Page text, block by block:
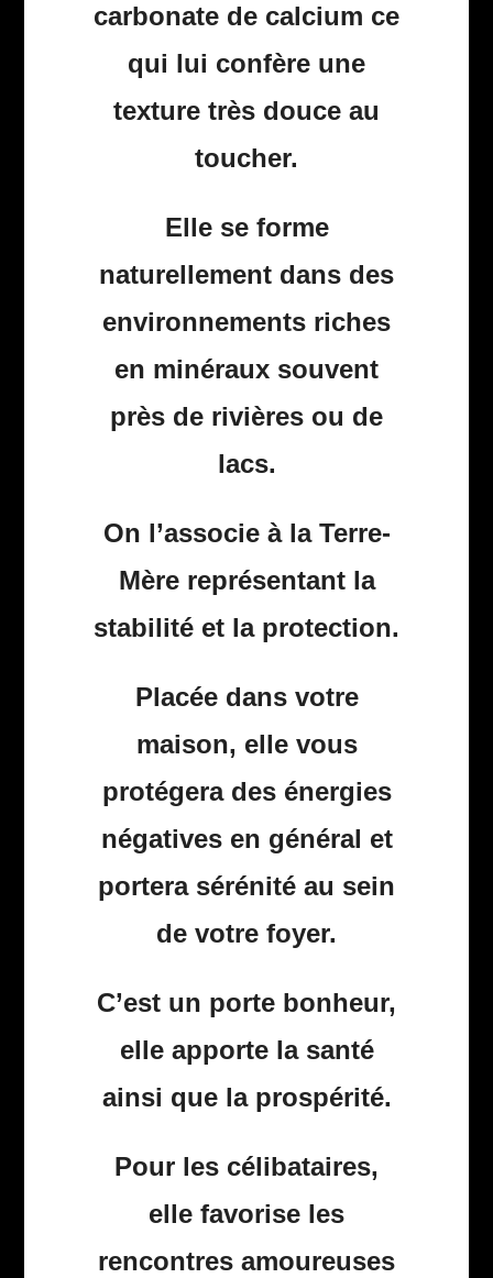
carbonate de calcium ce
qui lui confère une
texture très douce au
toucher.
Elle se forme
naturellement dans des
environnements riches
en minéraux souvent
près de rivières ou de
lacs.
On l’associe à la Terre-
Mère représentant la
stabilité et la protection.
Placée dans votre
maison, elle vous
protégera des énergies
négatives en général et
portera sérénité au sein
de votre foyer.
C’est un porte bonheur,
elle apporte la santé
ainsi que la prospérité.
Pour les célibataires,
elle favorise les
rencontres amoureuses